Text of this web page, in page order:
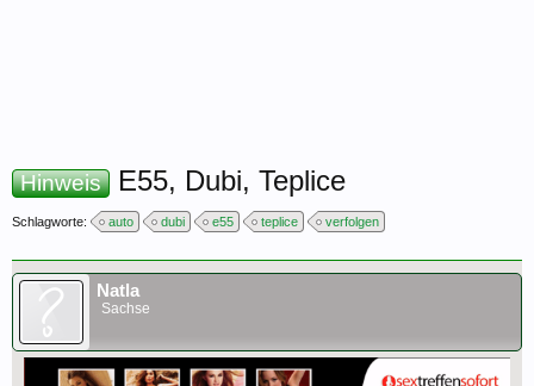
Hinweis E55, Dubi, Teplice
Schlagworte: auto dubi e55 teplice verfolgen
Natla
Sachse